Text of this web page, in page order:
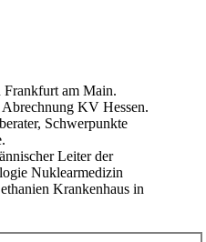
am Main.
KV Hessen.
Schwerpunkte
Leiter der
Nuklearmedizin
Krankenhaus in